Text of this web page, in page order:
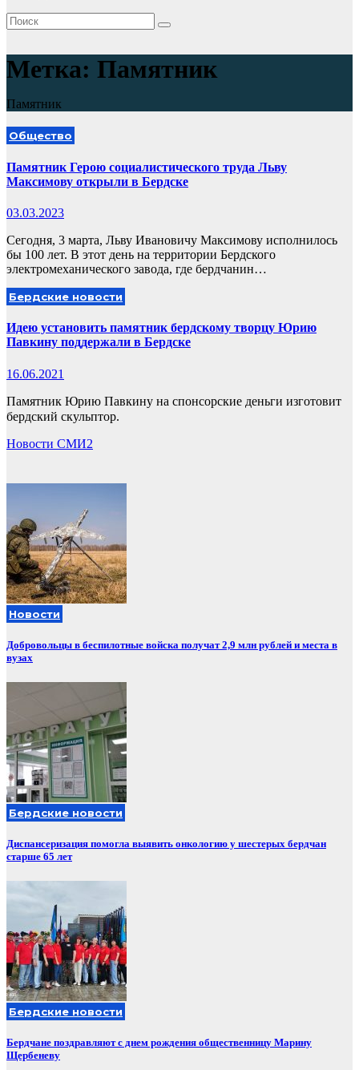
Метка: Памятник
Памятник
Общество
Памятник Герою социалистического труда Льву
Максимову открыли в Бердске
03.03.2023
Сегодня, 3 марта, Льву Ивановичу Максимову исполнилось
бы 100 лет. В этот день на территории Бердского
электромеханического завода, где бердчанин…
Бердские новости
Идею установить памятник бердскому творцу Юрию
Павкину поддержали в Бердске
16.06.2021
Памятник Юрию Павкину на спонсорские деньги изготовит
бердский скульптор.⠀
Новости СМИ2
Новости
Добровольцы в беспилотные войска получат 2,9 млн рублей и места в
вузах
Бердские новости
Диспансеризация помогла выявить онкологию у шестерых бердчан
старше 65 лет
Бердские новости
Бердчане поздравляют с днем рождения общественницу Марину
Щербеневу